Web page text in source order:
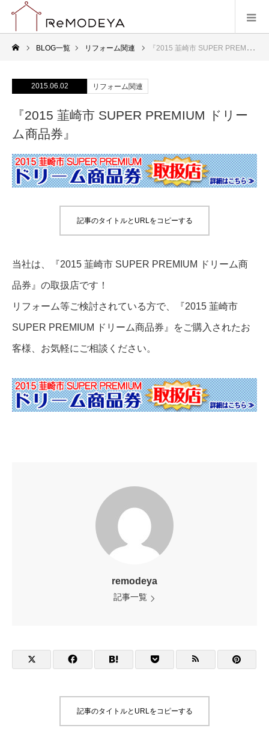
BLOG一覧 リフォーム関連 『2015 韮崎市 SUPER PREMIUM ドリーム商品券』
2015.06.02 リフォーム関連
『2015 韮崎市 SUPER PREMIUM ドリー
ム商品券』
記事のタイトルとURLをコピーする
当社は、『2015 韮崎市 SUPER PREMIUM ドリーム商
品券』の取扱店です！
リフォーム等ご検討されている方で、『2015 韮崎市
SUPER PREMIUM ドリーム商品券』をご購入されたお
客様、お気軽にご相談ください。
remodeya
記事一覧
記事のタイトルとURLをコピーする